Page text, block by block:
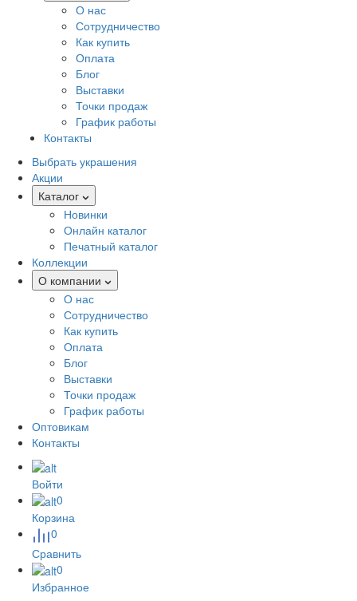
О нас
Сотрудничество
Как купить
Оплата
Блог
Выставки
Точки продаж
График работы
Контакты
Выбрать украшения
Акции
Каталог
Новинки
Онлайн каталог
Печатный каталог
Коллекции
О компании
О нас
Сотрудничество
Как купить
Оплата
Блог
Выставки
Точки продаж
График работы
Оптовикам
Контакты
Войти
0
Корзина
0
Сравнить
0
Избранное